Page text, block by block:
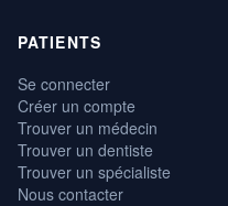
PATIENTS
Se connecter
Créer un compte
Trouver un médecin
Trouver un dentiste
Trouver un spécialiste
Nous contacter